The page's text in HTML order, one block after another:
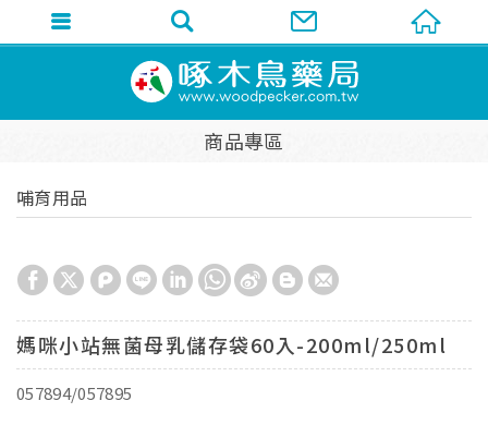
商品專區
哺育用品
媽咪小站無菌母乳儲存袋60入-200ml/250ml
057894/057895